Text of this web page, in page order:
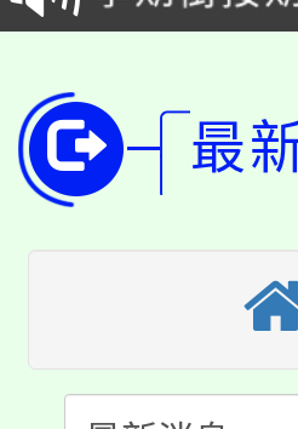
學籍身 分
版
淨零綠領
代理(課)
「2026金
生本土語
公告本校
代理(課)
公告本校
代理(課)
轉知中國
最